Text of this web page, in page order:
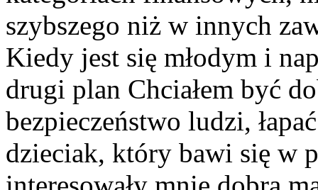
szybszego niż w innych
Kiedy jest się młodym i
drugi plan Chciałem być
bezpieczeństwo ludzi,
dzieciak, który bawi się w